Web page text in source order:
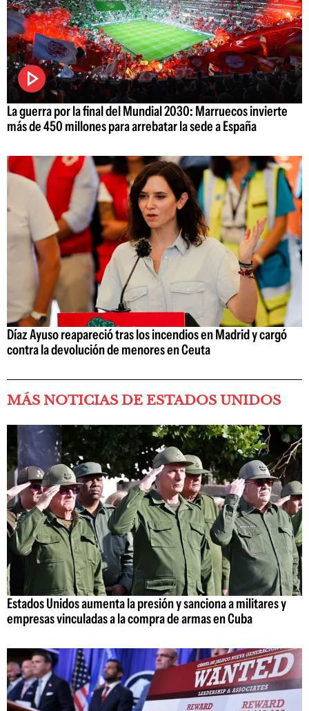
La guerra por la final del Mundial 2030: Marruecos invierte
más de 450 millones para arrebatar la sede a España
Díaz Ayuso reapareció tras los incendios en Madrid y cargó
contra la devolución de menores en Ceuta
MÁS NOTICIAS DE ESTADOS UNIDOS
Estados Unidos aumenta la presión y sanciona a militares y
empresas vinculadas a la compra de armas en Cuba